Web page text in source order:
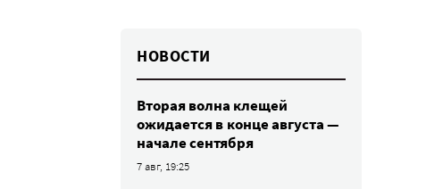
НОВОСТИ
Вторая волна клещей
ожидается в конце августа —
начале сентября
7 авг, 19:25